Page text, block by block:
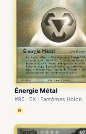
Énergie Métal
#95 · EX : Fantômes Holon
R